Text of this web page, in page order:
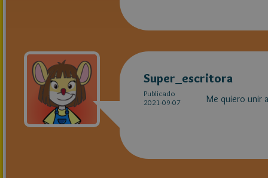
Super_escritora
Publicado
2021-09-07
Me quiero unir